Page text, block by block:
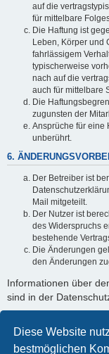
Diese Website
bestmöglichen
auf die
für mittelbare
Die Haftung ist
Leben, Körper und
fahrlässigem
typischerweise
nach auf die
auch für mittelbare
Die
zugunsten der
Ansprüche für eine
unberührt.
6.
Der Betreiber ist
Mail mitgeteilt.
Der Nutzer ist
des Widerspruchs
bestehende
Die Änderungen
den Änderungen
Informationen über
sind in der